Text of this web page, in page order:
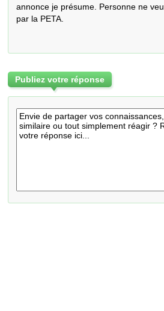
annonce je présume. Personne ne
par la PETA.
Publiez votre réponse